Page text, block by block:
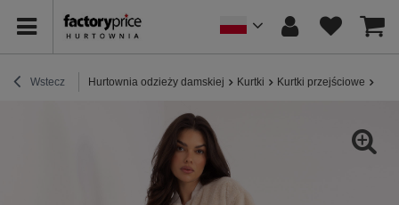
Wstecz Hurtownia odzieży damskiej Kurtki Kurtki przejściowe